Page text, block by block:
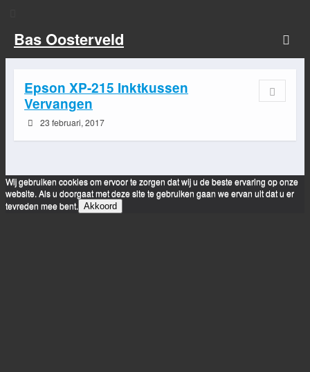
Bas Oosterveld
Epson XP-215 Inktkussen
Vervangen
23 februari, 2017
Wij gebruiken cookies om ervoor te zorgen dat wij u de beste ervaring op onze
website. Als u doorgaat met deze site te gebruiken gaan we ervan uit dat u er
tevreden mee bent. Akkoord